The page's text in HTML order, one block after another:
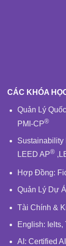
CÁC KHÓA
Quản Lý
PMI-CP®
Sustainability
LEED AP®,
Hợp Đồng:
Quản Lý Dự
Tài Chính &
English: Ielts,
AI: Certified